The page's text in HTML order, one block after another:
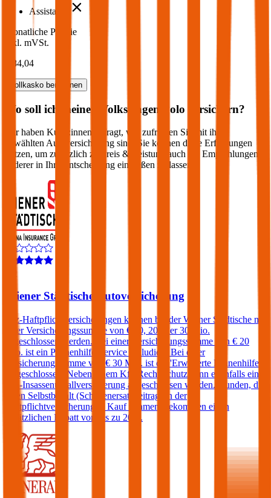
Assistance
Monatliche Prämie
inkl. mVSt.
€ 84,04
Vollkasko berechnen
Wo soll ich meinen Volkswagen Polo versichern?
Wir haben Kund:innen befragt, wie zufrieden Sie mit ihrer
gewählten Autoversicherung sind. Sie können diese Erfahrungen
nutzen, um zusätzlich zu Preis & Leistung auch die Empfehlungen
anderer in Ihre Entscheidung einfließen zu lassen:
Wiener Städtische Autoversicherung
Kfz-Haftpflichtversicherungen können bei der Wiener Städtische mit
einer Versicherungssumme von € 10, 20 oder 30 Mio.
abgeschlossen werden. Bei einer Versicherungssumme von € 20
Mio. ist ein Pannenhilfe-Service inkludiert. Bei einer
Versicherungssumme von € 30 Mio. ist die 'Erweiterte Pannenhilfe'
eingeschlossen. Neben einem Kfz-Rechtsschutz kann ebenfalls eine
Kfz-Insassenunfallversicherung abgeschlossen werden. Kunden, die
einen Selbstbehalt (Schadenersatzbeitrag) in der
Haftpflichtversicherung in Kauf nehmen, bekommen einen
zusätzlichen Rabatt von bis zu 20%.